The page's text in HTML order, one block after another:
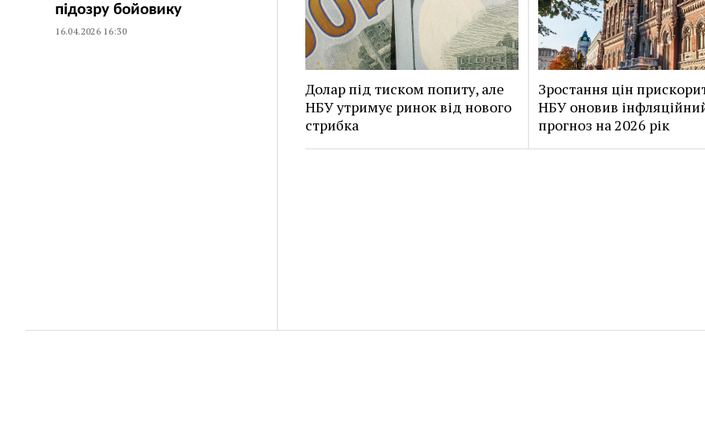
підозру бойовику
16.04.2026 16:30
Долар під тиском попиту, але
НБУ утримує ринок від нового
стрибка
Зростання цін
НБУ оновив
прогноз на 2026 рік